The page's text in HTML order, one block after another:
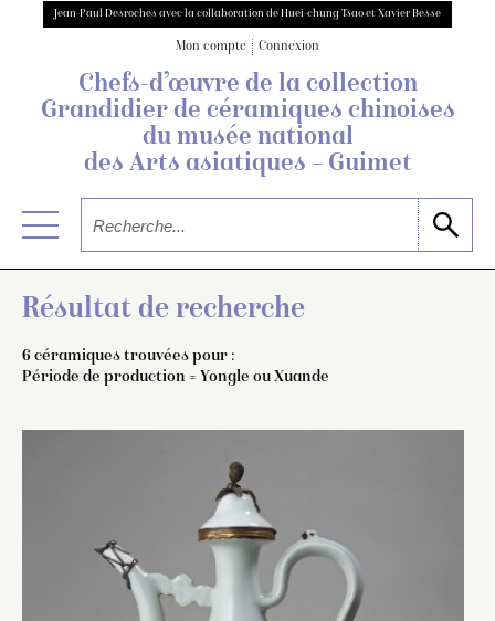
Jean-Paul Desroches avec la collaboration de Huei-chung Tsao et Xavier Besse
Mon compte Connexion
Chefs-d’œuvre de la collection
Grandidierde céramiques chinoises
du musée national
des Arts asiatiques – Guimet
Résultat de recherche
6 céramiques trouvées pour :
Période de production = Yongle ou Xuande